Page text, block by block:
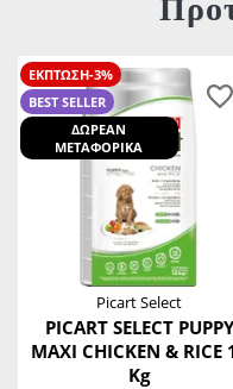
ΕΚΠΤΩΣΗ-3%
BEST SELLER
ΔΩΡΕΑΝ
ΜΕΤΑΦΟΡΙΚΑ
Picart Select
PICART SELECT PUPPY
MAXI CHICKEN & RICE
Kg